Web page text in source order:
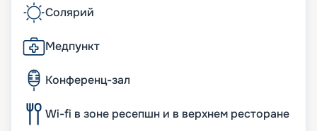
Солярий
Медпункт
Конференц-зал
Wi-fi в зоне ресепшн и в верхнем ресторане